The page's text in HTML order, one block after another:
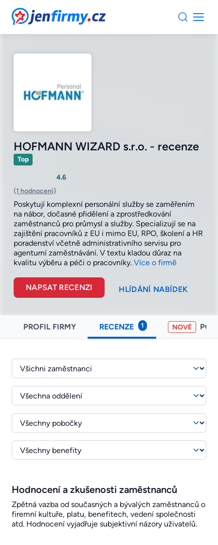
JenFirmy.cz
HOFMANN WIZARD s.r.o. - recenze
Top
4.6
(1 hodnocení)
Poskytují komplexní personální služby se zaměřením
na nábor, dočasné přidělení a zprostředkování
zaměstnanců pro průmysl a služby. Specializují se na
zajištění pracovníků z EU i mimo EU, RPO, školení a HR
poradenství včetně administrativního servisu pro
agenturní zaměstnávání. V textu kladou důraz na
kvalitu výběru a péči o pracovníky. Více o firmě
NAPSAT RECENZI HLÍDÁNÍ NABÍDEK
PROFIL FIRMY RECENZE 1 NOVÉ
Hodnocení a zkušenosti zaměstnanců
Zpětná vazba od současných a bývalých zaměstnanců o
firemní kultuře, platu, benefitech, vedení společnosti
atd. Hodnocení vyjadřuje subjektivní názory uživatelů.